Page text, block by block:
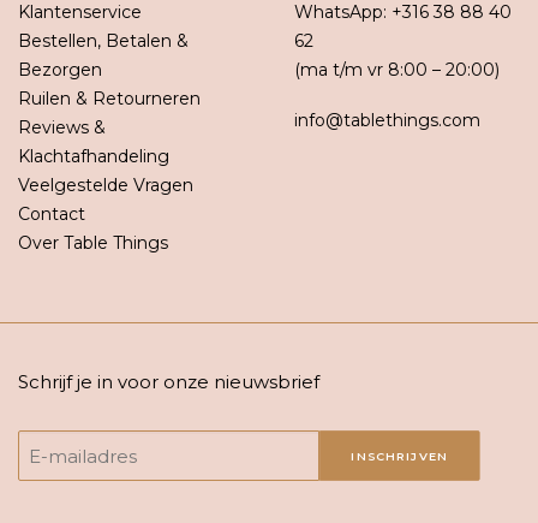
Klantenservice
Bestellen, Betalen &
Bezorgen
Ruilen & Retourneren
Reviews &
Klachtafhandeling
Veelgestelde Vragen
Contact
Over Table Things
WhatsApp: +316 38 88 40
62
(ma t/m vr 8:00 – 20:00)
info@tablethings.com
Schrijf je in voor onze nieuwsbrief
INSCHRIJVEN